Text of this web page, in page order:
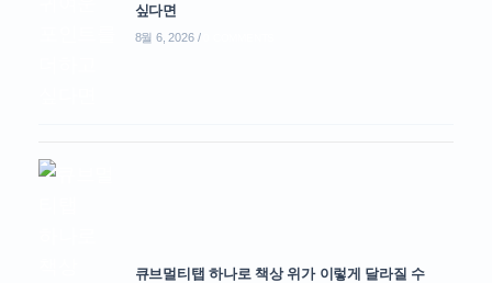
싶다면
8월 6, 2026 /
큐브멀티탭 하나로 책상 위가 이렇게 달라질 수